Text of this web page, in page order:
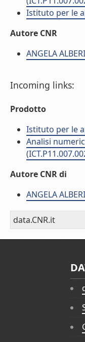
Istituto per le
Autore CNR
ANGELA
Incoming links:
Prodotto
Istituto per le
Analisi
Autore CNR di
ANGELA
data.CNR.it